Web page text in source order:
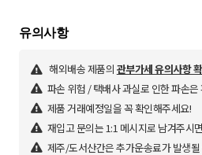
유의사항
해외배송 제품의 관부가세 유의사항
파손 위험 / 택배사 과실로 인한 파손은
제품 거래예정일을 꼭 확인해주세요!
재입고 문의는 1:1 메시지로 남겨주시
제주/도서산간은 추가운송료가 발생될